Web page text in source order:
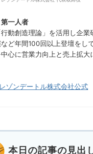
第一人者
動創造理論」を活用し企業
ど年間100回以上登壇をし
心に営業力向上と売上拡大
ゾンデートル株式会社公式
本日の記事の見出